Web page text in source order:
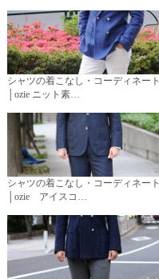
シャツの着こなし・コーディネート
│ozie ニット素…
シャツの着こなし・コーディネート
│ozie アイスコ…